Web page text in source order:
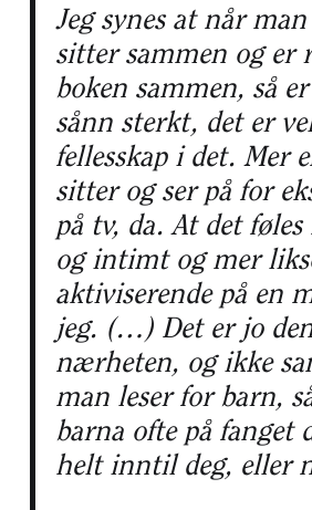
Jeg synes at når
sitter sammen og er
boken sammen, så
sånn sterkt, det er
fellesskap i det. Mer
sitter og ser på for
på tv, da. At det
og intimt og mer
aktiviserende på en
jeg. (…) Det er jo
nærheten, og ikke
man leser for barn,
barna ofte på fanget
helt inntil deg, eller